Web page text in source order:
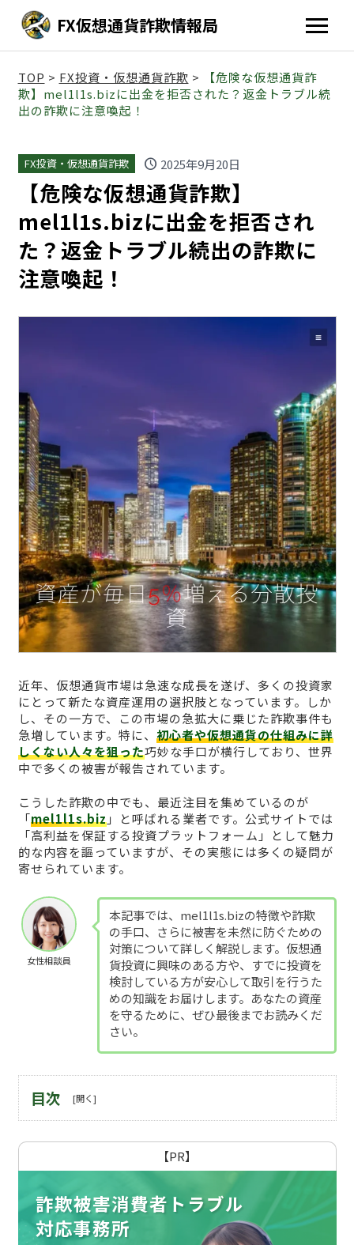
FX仮想通貨詐欺情報局
TOP > FX投資・仮想通貨詐欺 >
【危険な仮想通貨詐
欺】mel1l1s.bizに出金を拒否された？返金トラブル続
出の詐欺に注意喚起！
FX投資・仮想通貨詐欺 schedule 2025年9月20日
【危険な仮想通貨詐欺】
mel1l1s.bizに出金を拒否され
た？返金トラブル続出の詐欺に
注意喚起！
近年、仮想通貨市場は急速な成長を遂げ、多くの投資家
にとって新たな資産運用の選択肢となっています。しか
し、その一方で、この市場の急拡大に乗じた詐欺事件も
急増しています。特に、 初心者や仮想通貨の仕組みに詳
しくない人々を狙った巧妙な手口が横行しており、世界
中で多くの被害が報告されています。
こうした詐欺の中でも、最近注目を集めているのが
「mel1l1s.biz」と呼ばれる業者です。公式サイトでは
「高利益を保証する投資プラットフォーム」として魅力
的な内容を謳っていますが、その実態には多くの疑問が
寄せられています。
女性相談員
本記事では、mel1l1s.bizの特徴や詐欺
の手口、さらに被害を未然に防ぐための
対策について詳しく解説します。仮想通
貨投資に興味のある方や、すでに投資を
検討している方が安心して取引を行うた
めの知識をお届けします。あなたの資産
を守るために、ぜひ最後までお読みくだ
さい。
目次
【PR】
詐欺被害消費者トラブル
対応事務所